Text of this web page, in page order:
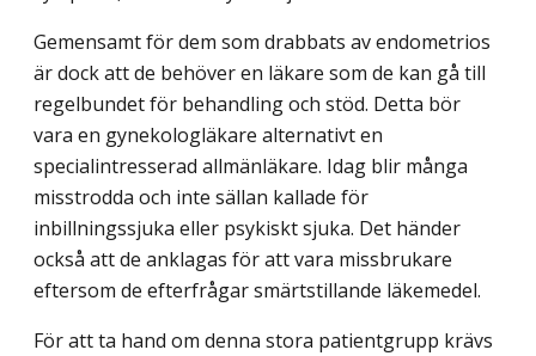
Gemensamt för dem som drabbats av endometrios
är dock att de behöver en läkare som de kan gå till
regelbundet för behandling och stöd. Detta bör
vara en gynekologläkare alternativt en
specialintresserad allmänläkare. Idag blir många
misstrodda och inte sällan kallade för
inbillningssjuka eller psykiskt sjuka. Det händer
också att de anklagas för att vara missbrukare
eftersom de efterfrågar smärtstillande läkemedel.
För att ta hand om denna stora patientgrupp krävs